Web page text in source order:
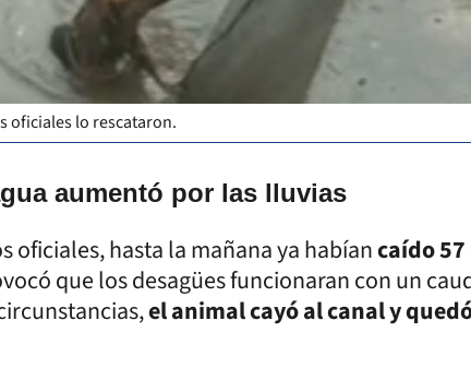
oficiales lo rescataron.
aumentó por las lluvias
oficiales, hasta la mañana ya habíancaído
que los desagües funcionaran con un
el animal cayó al canal y